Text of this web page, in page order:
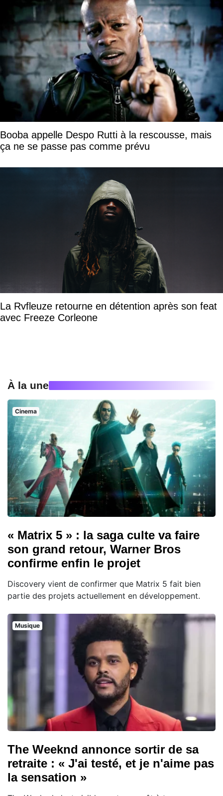
Booba appelle Despo Rutti à la rescousse, mais
ça ne se passe pas comme prévu
La Rvfleuze retourne en détention après son feat
avec Freeze Corleone
À la une
Cinema
« Matrix 5 » : la saga culte va faire
son grand retour, Warner Bros
confirme enfin le projet
Discovery vient de confirmer que Matrix 5 fait bien
partie des projets actuellement en développement.
Musique
The Weeknd annonce sortir de sa
retraite : « J'ai testé, et je n'aime pas
la sensation »